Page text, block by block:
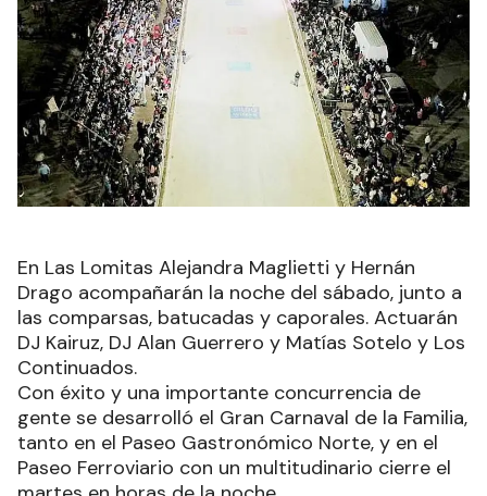
En Las Lomitas Alejandra Maglietti y Hernán
Drago acompañarán la noche del sábado, junto a
las comparsas, batucadas y caporales. Actuarán
DJ Kairuz, DJ Alan Guerrero y Matías Sotelo y Los
Continuados.
Con éxito y una importante concurrencia de
gente se desarrolló el Gran Carnaval de la Familia,
tanto en el Paseo Gastronómico Norte, y en el
Paseo Ferroviario con un multitudinario cierre el